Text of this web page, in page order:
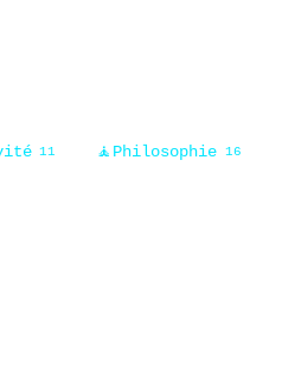
11 🧘 Philosophie 16